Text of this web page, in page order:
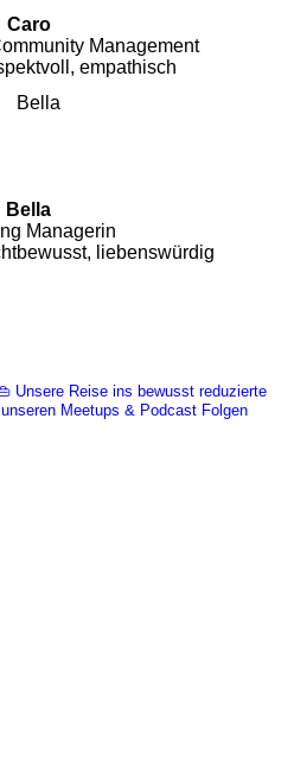
Caro
Management
empathisch
Bella
Managerin
liebenswürdig
Unsere Reise ins bewusst reduzierte
Meetups & Podcast Folgen